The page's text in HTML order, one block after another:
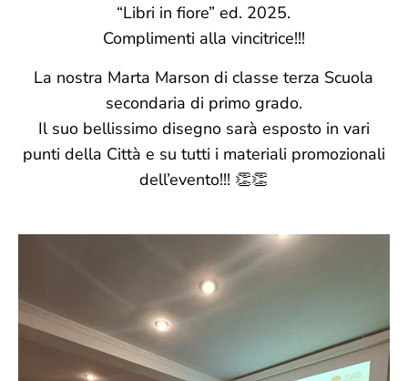
“Libri in fiore” ed. 2025.
Complimenti alla vincitrice!!!
La nostra Marta Marson di classe terza Scuola
secondaria di primo grado.
Il suo bellissimo disegno sarà esposto in vari
punti della Città e su tutti i materiali promozionali
dell’evento!!! 👏👏